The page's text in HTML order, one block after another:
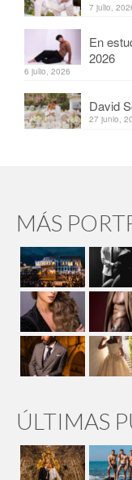
7 julio,
En
2026
6 julio, 2026
David
27 junio,
MÁS
ÚLTIMAS